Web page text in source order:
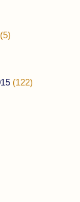
(5)
(122)